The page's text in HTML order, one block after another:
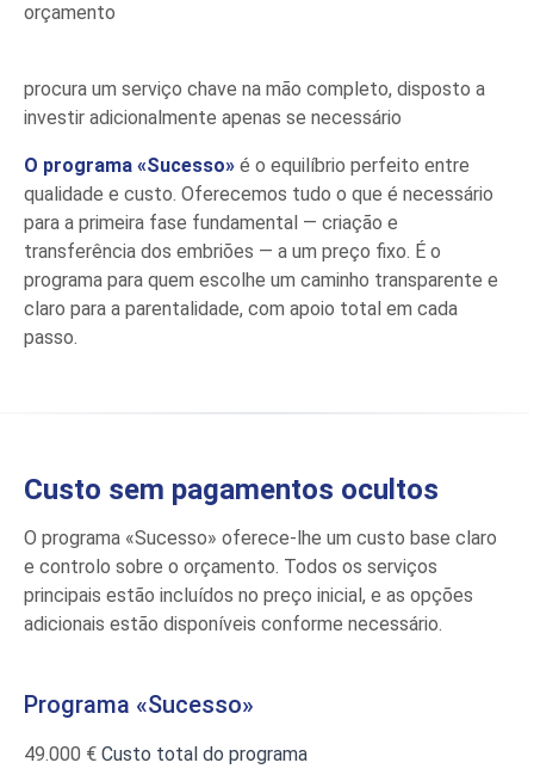
orçamento
procura um serviço chave na mão completo, disposto a
investir adicionalmente apenas se necessário
O programa «Sucesso» é o equilíbrio perfeito entre
qualidade e custo. Oferecemos tudo o que é necessário
para a primeira fase fundamental — criação e
transferência dos embriões — a um preço fixo. É o
programa para quem escolhe um caminho transparente e
claro para a parentalidade, com apoio total em cada
passo.
Custo sem pagamentos ocultos
O programa «Sucesso» oferece-lhe um custo base claro
e controlo sobre o orçamento. Todos os serviços
principais estão incluídos no preço inicial, e as opções
adicionais estão disponíveis conforme necessário.
Programa «Sucesso»
49.000 € Custo total do programa